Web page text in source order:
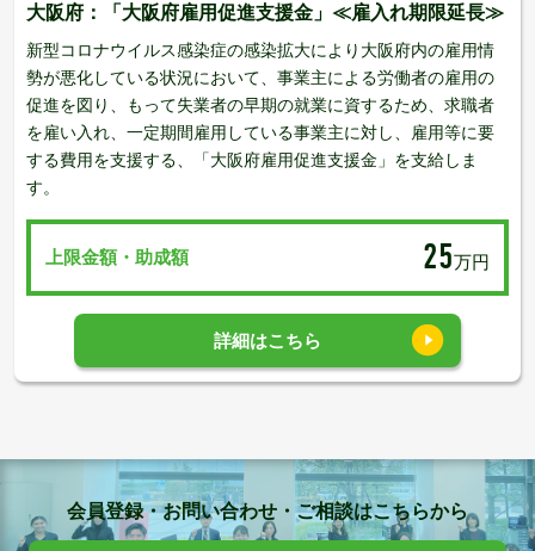
大阪府：「大阪府雇用促進支援金」≪雇入れ期限延長≫
新型コロナウイルス感染症の感染拡大により大阪府内の雇用情
勢が悪化している状況において、事業主による労働者の雇用の
促進を図り、もって失業者の早期の就業に資するため、求職者
を雇い入れ、一定期間雇用している事業主に対し、雇用等に要
する費用を支援する、「大阪府雇用促進支援金」を支給しま
す。
上限金額・助成額 25万円
詳細はこちら
会員登録・お問い合わせ・ご相談はこちらから